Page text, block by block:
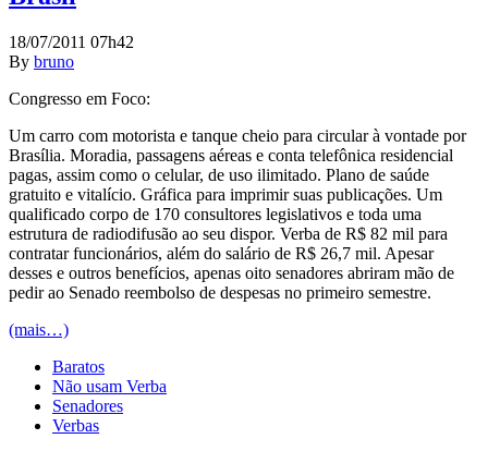
18/07/2011 07h42
By bruno
Congresso em Foco:
Um carro com motorista e tanque cheio para circular à vontade por
Brasília. Moradia, passagens aéreas e conta telefônica residencial
pagas, assim como o celular, de uso ilimitado. Plano de saúde
gratuito e vitalício. Gráfica para imprimir suas publicações. Um
qualificado corpo de 170 consultores legislativos e toda uma
estrutura de radiodifusão ao seu dispor. Verba de R$ 82 mil para
contratar funcionários, além do salário de R$ 26,7 mil. Apesar
desses e outros benefícios, apenas oito senadores abriram mão de
pedir ao Senado reembolso de despesas no primeiro semestre.
(mais…)
Baratos
Não usam Verba
Senadores
Verbas